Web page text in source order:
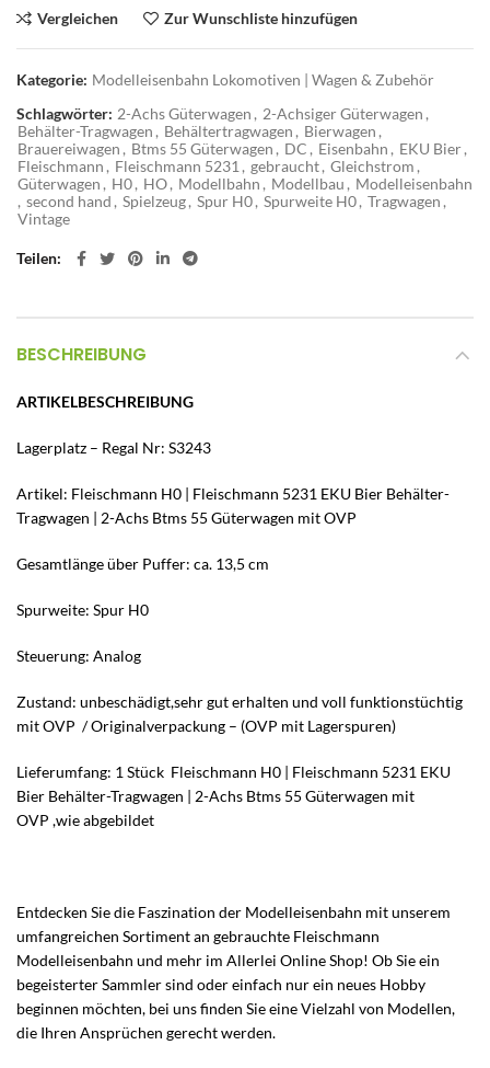
Vergleichen Zur Wunschliste hinzufügen
Kategorie: Modelleisenbahn Lokomotiven | Wagen & Zubehör
Schlagwörter: 2-Achs Güterwagen , 2-Achsiger Güterwagen ,
Behälter-Tragwagen , Behältertragwagen , Bierwagen ,
Brauereiwagen , Btms 55 Güterwagen , DC , Eisenbahn , EKU Bier,
Fleischmann , Fleischmann 5231 , gebraucht, Gleichstrom ,
Güterwagen , H0, HO, Modellbahn , Modellbau , Modelleisenbahn
, second hand , Spielzeug, Spur H0, Spurweite H0, Tragwagen ,
Vintage
Teilen
BESCHREIBUNG
ARTIKELBESCHREIBUNG
Lagerplatz – Regal Nr: S3243
Artikel: Fleischmann H0 | Fleischmann 5231 EKU Bier Behälter-
Tragwagen | 2-Achs Btms 55 Güterwagen mit OVP
Gesamtlänge über Puffer: ca. 13,5 cm
Spurweite: Spur H0
Steuerung: Analog
Zustand: unbeschädigt,sehr gut erhalten und voll funktionstüchtig
mit OVP / Originalverpackung – (OVP mit Lagerspuren)
Lieferumfang: 1 Stück Fleischmann H0 | Fleischmann 5231 EKU
Bier Behälter-Tragwagen | 2-Achs Btms 55 Güterwagen mit
OVP ,wie abgebildet
Entdecken Sie die Faszination der Modelleisenbahn mit unserem
umfangreichen Sortiment an gebrauchte Fleischmann
Modelleisenbahn und mehr im Allerlei Online Shop! Ob Sie ein
begeisterter Sammler sind oder einfach nur ein neues Hobby
beginnen möchten, bei uns finden Sie eine Vielzahl von Modellen,
die Ihren Ansprüchen gerecht werden.